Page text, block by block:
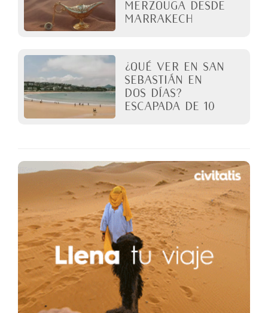
Merzouga desde
Marrakech
¿Qué ver en San
Sebastián en
dos días?
Escapada de 10